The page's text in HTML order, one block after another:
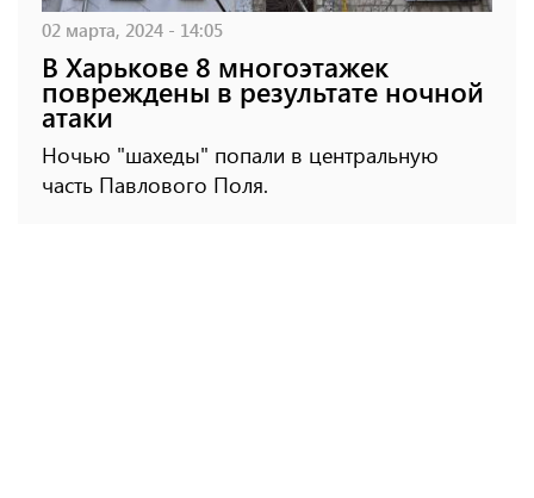
02 марта, 2024 - 14:05
В Харькове 8 многоэтажек
повреждены в результате ночной
атаки
Ночью "шахеды" попали в центральную
часть Павлового Поля.